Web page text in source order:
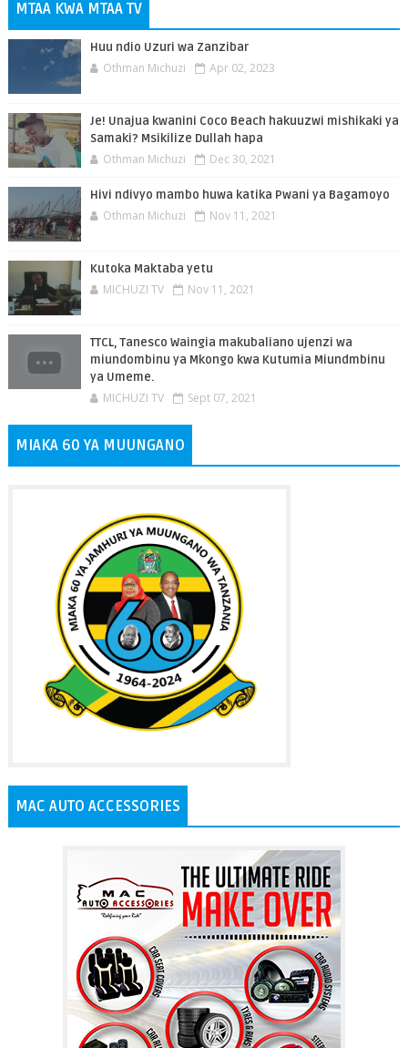
MTAA KWA MTAA TV
Huu ndio Uzuri wa Zanzibar
Othman Michuzi Apr 02, 2023
Je! Unajua kwanini Coco Beach hakuuzwi mishikaki ya
Samaki? Msikilize Dullah hapa
Othman Michuzi Dec 30, 2021
Hivi ndivyo mambo huwa katika Pwani ya Bagamoyo
Othman Michuzi Nov 11, 2021
Kutoka Maktaba yetu
MICHUZI TV Nov 11, 2021
TTCL, Tanesco Waingia makubaliano ujenzi wa
miundombinu ya Mkongo kwa Kutumia Miundmbinu
ya Umeme.
MICHUZI TV Sept 07, 2021
MIAKA 60 YA MUUNGANO
MAC AUTO ACCESSORIES